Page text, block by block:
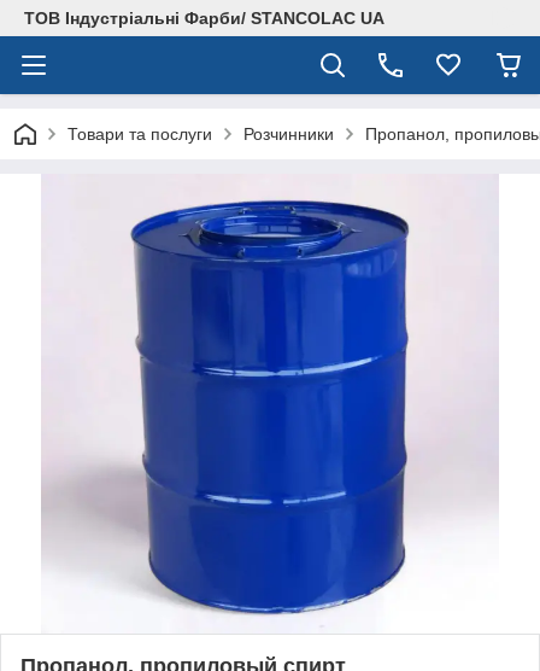
ТОВ Індустріальні Фарби/ STANCOLAC UA
Товари та послуги Розчинники Пропанол,
Пропанол, пропиловый спирт